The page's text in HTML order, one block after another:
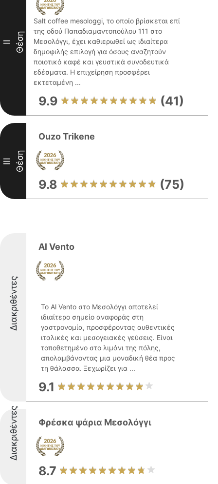
II Θέση
Salt coffee mesologgi, το οποίο βρίσκεται επί
της οδού Παπαδιαμαντοπούλου 111 στο
Μεσολόγγι, έχει καθιερωθεί ως ιδιαίτερα
δημοφιλής επιλογή για όσους αναζητούν
ποιοτικό καφέ και γευστικά συνοδευτικά
εδέσματα. Η επιχείρηση προσφέρει
εκτεταμένη ...
9.9 (41)
III Θέση
Ouzo Trikene
9.8 (75)
Διακριθέντες
Al Vento
Το Al Vento στο Μεσολόγγι αποτελεί
ιδιαίτερο σημείο αναφοράς στη
γαστρονομία, προσφέροντας αυθεντικές
ιταλικές και μεσογειακές γεύσεις. Είναι
τοποθετημένο στο λιμάνι της πόλης,
απολαμβάνοντας μια μοναδική θέα προς
τη θάλασσα. Ξεχωρίζει για ...
9.1
Διακριθέντες Φρέσκα ψάρια Μεσολόγγι
8.7